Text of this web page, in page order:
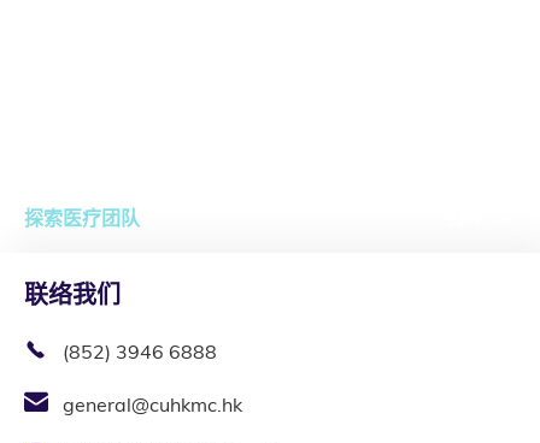
探索医疗团队
联络我们
(852) 3946 6888
general@cuhkmc.hk